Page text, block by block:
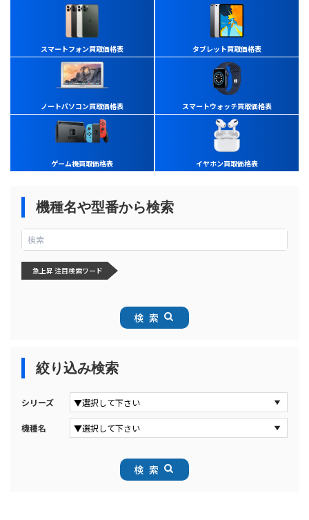
スマートフォン買取価格表 タブレット買取価格表
ノートパソコン買取価格表 スマートウォッチ買取価格表
ゲーム機買取価格表 イヤホン買取価格表
機種名や型番から検索
急上昇 注目検索ワード
検索
絞り込み検索
シリーズ
機種名
検索